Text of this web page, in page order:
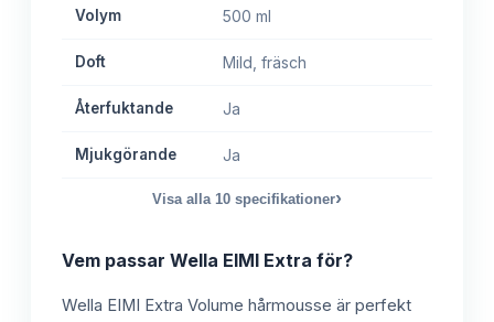
Volym 500 ml
Doft Mild, fräsch
Återfuktande Ja
Mjukgörande Ja
Visa alla 10 specifikationer›
Vem passar Wella EIMI Extra för?
Wella EIMI Extra Volume hårmousse är perfekt